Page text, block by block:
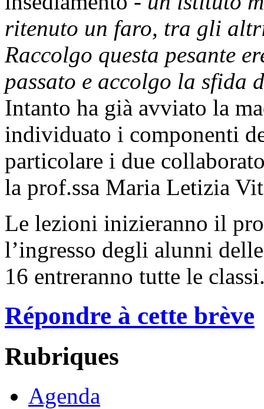
ritenuto un faro, tra gli
Raccolgo questa pesante
passato e accolgo la sfida
Intanto ha già avviato la
individuato i componenti
particolare i due
la prof.ssa Maria Letizia
Le lezioni inizieranno il
l’ingresso degli alunni
16 entreranno tutte le
Répondre à cette brève
Rubriques
Agenda